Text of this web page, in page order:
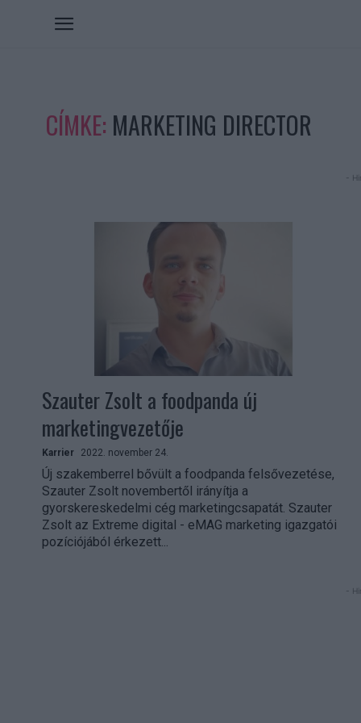
CÍMKE: MARKETING DIRECTOR
-
Szauter Zsolt a foodpanda új
marketingvezetője
Karrier 2022. november 24.
Új szakemberrel bővült a foodpanda felsővezetése,
Szauter Zsolt novembertől irányítja a
gyorskereskedelmi cég marketingcsapatát. Szauter
Zsolt az Extreme digital - eMAG marketing igazgatói
pozíciójából érkezett...
-